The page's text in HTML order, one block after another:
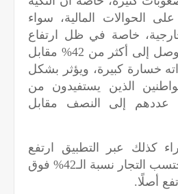
الحوالات المالية، سواء
خاصة في ظل ارتفاع
سعر السيولة، الذي وصل إلى أكثر من 42% مقابل
خسارة كبيرة، ويؤثر بشكل
الذين يستفيدون من
عددهم إلى النصف مقابل
كذلك عبر التطبيق ارتفع
بشكل ملحوظ، إذ يحتسب التجار نسبة الـ42% فوق
أصلًا.